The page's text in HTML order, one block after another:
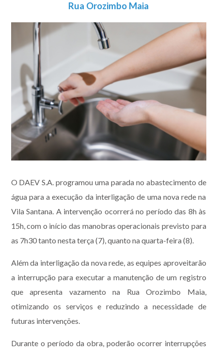
Rua Orozimbo Maia
O DAEV S.A. programou uma parada no abastecimento de
água para a execução da interligação de uma nova rede na
Vila Santana. A intervenção ocorrerá no período das 8h às
15h, com o início das manobras operacionais previsto para
as 7h30 tanto nesta terça (7), quanto na quarta-feira (8).
Além da interligação da nova rede, as equipes aproveitarão
a interrupção para executar a manutenção de um registro
que apresenta vazamento na Rua Orozimbo Maia,
otimizando os serviços e reduzindo a necessidade de
futuras intervenções.
Durante o período da obra, poderão ocorrer interrupções